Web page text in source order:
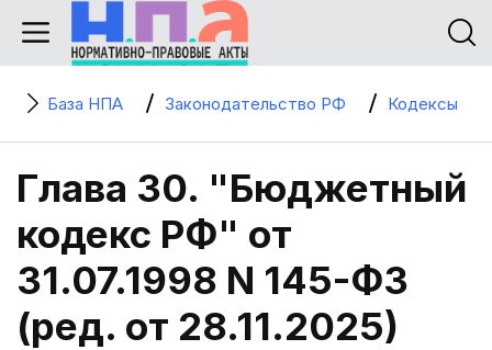
База НПА Законодательство РФ Кодексы
Глава 30. "Бюджетный
кодекс РФ" от
31.07.1998 N 145-ФЗ
(ред. от 28.11.2025)